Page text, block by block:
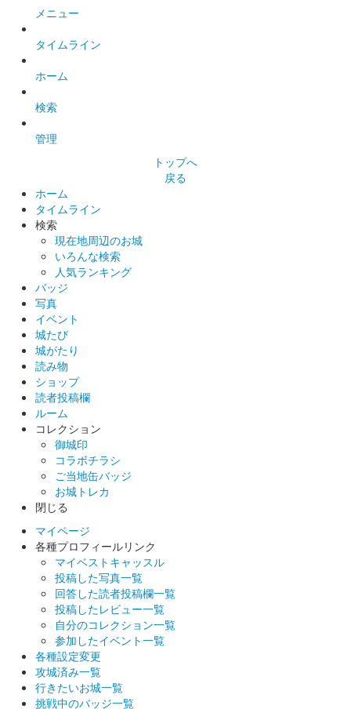
前橋市で約400年の歴史を持ち、毎年1月に開催されるだるま市
開催を記念して制作した御城印。
前橋城 御城印
前橋城 御城印
前橋城 御城印
販売終了
50枚限定
厩橋城（前橋城） 御城印
ス限定 上杉謙信版
販売終了
50枚限定
厩橋城（前橋城） 御城印
ス限定 上杉謙信【琵】版
50枚限定
厩橋城（前橋城） 御城印
ス限定 上杉謙信【龍】版
販売終了
50枚限定
メニュー
タイムライン
ホーム
検索
管理
トップへ
戻る
ホーム
タイムライン
検索
現在地周辺のお城
いろんな検索
人気ランキング
バッジ
写真
イベント
城たび
城がたり
読み物
ショップ
読者投稿欄
ルーム
コレクション
御城印
コラボチラシ
ご当地缶バッジ
お城トレカ
閉じる
マイページ
各種プロフィールリンク
マイベストキャッスル
投稿した写真一覧
回答した読者投稿欄一覧
投稿したレビュー一覧
自分のコレクション一覧
参加したイベント一覧
各種設定変更
攻城済み一覧
行きたいお城一覧
挑戦中のバッジ一覧